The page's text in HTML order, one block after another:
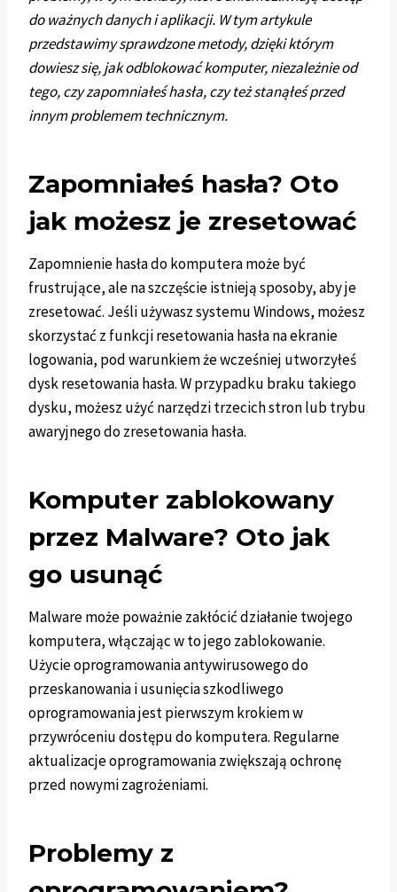
do ważnych danych i aplikacji. W tym artykule
przedstawimy sprawdzone metody, dzięki którym
dowiesz się, jak odblokować komputer, niezależnie od
tego, czy zapomniałeś hasła, czy też stanąłeś przed
innym problemem technicznym.
Zapomniałeś hasła? Oto
jak możesz je zresetować
Zapomnienie hasła do komputera może być
frustrujące, ale na szczęście istnieją sposoby, aby je
zresetować. Jeśli używasz systemu Windows, możesz
skorzystać z funkcji resetowania hasła na ekranie
logowania, pod warunkiem że wcześniej utworzyłeś
dysk resetowania hasła. W przypadku braku takiego
dysku, możesz użyć narzędzi trzecich stron lub trybu
awaryjnego do zresetowania hasła.
Komputer zablokowany
przez Malware? Oto jak
go usunąć
Malware może poważnie zakłócić działanie twojego
komputera, włączając w to jego zablokowanie.
Użycie oprogramowania antywirusowego do
przeskanowania i usunięcia szkodliwego
oprogramowania jest pierwszym krokiem w
przywróceniu dostępu do komputera. Regularne
aktualizacje oprogramowania zwiększają ochronę
przed nowymi zagrożeniami.
Problemy z